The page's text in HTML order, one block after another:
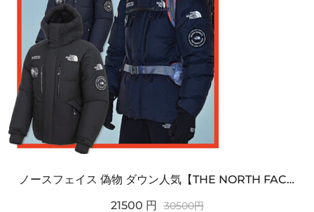
ノースフェイス 偽物 ダウン人気【THE NORTH FACE】M'S 7 SUMMIT HIM...
21500 円 30500円